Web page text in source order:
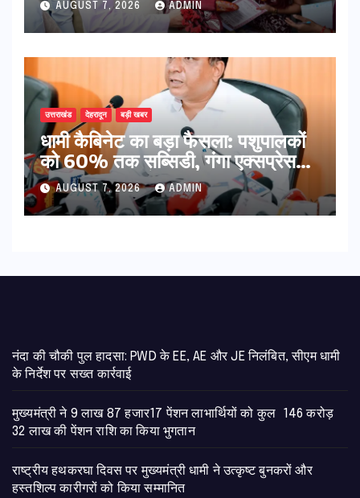
AUGUST 7, 2026 ADMIN
उत्तराखंड देहरादून बड़ी खबर
​धामी कैबिनेट का बड़ा फैसला: पशुपालकों
को 60% तक सब्सिडी, गंगा एक्सप्रेसवे
का हरिद्वार तक होगा विस्तार
AUGUST 7, 2026 ADMIN
नंदा की चौकी पुल हादसा: PWD के EE, AE और JE निलंबित, सीएम धामी
के निर्देश पर सख्त कार्रवाई
मुख्यमंत्री ने 9 लाख 87 हजार17 पेंशन लाभार्थियों को कुल 146 करोड़
32 लाख की पेंशन राशि का किया भुगतान
राष्ट्रीय हथकरघा दिवस पर मुख्यमंत्री धामी ने उत्कृष्ट बुनकरों और
हस्तशिल्प कारीगरों को किया सम्मानित